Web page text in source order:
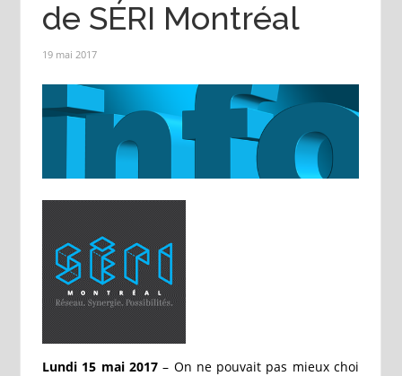
de SÉRI Montréal
19 mai 2017
Lundi 15 mai 2017– On ne pouvait pas mieux choi